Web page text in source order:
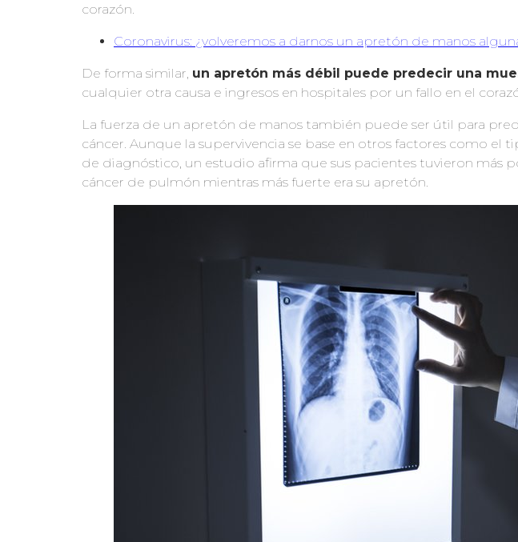
corazón.
Coronavirus: ¿volveremos a darnos un apretón de manos
De forma similar, un apretón más débil puede predecir una
cualquier otra causa e ingresos en hospitales por un fallo en el
La fuerza de un apretón de manos también puede ser útil para
cáncer. Aunque la supervivencia se base en otros factores como el
de diagnóstico, un estudio afirma que sus pacientes tuvieron más
cáncer de pulmón mientras más fuerte era su apretón.